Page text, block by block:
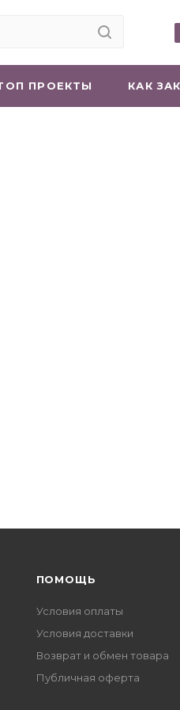
ПРОЕКТЫ КАК
ПОМОЩЬ
Условия оплаты
Условия доставки
Возврат и обмен товара
Публичная оферта